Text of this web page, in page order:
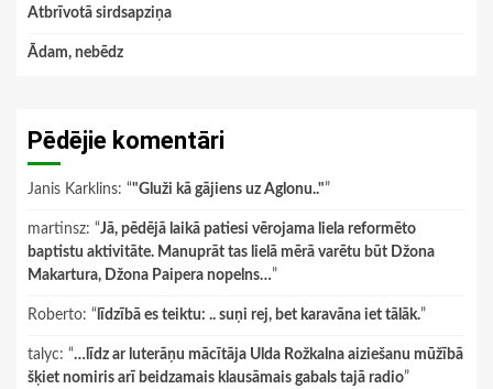
Atbrīvotā sirdsapziņa
Ādam, nebēdz
Pēdējie komentāri
Janis Karklins: “"Gluži kā gājiens uz Aglonu.."”
martinsz: “Jā, pēdējā laikā patiesi vērojama liela reformēto
baptistu aktivitāte. Manuprāt tas lielā mērā varētu būt Džona
Makartura, Džona Paipera nopelns…”
Roberto: “ līdzībā es teiktu: .. suņi rej, bet karavāna iet tālāk.”
talyc: “…līdz ar luterāņu mācītāja Ulda Rožkalna aiziešanu mūžībā
šķiet nomiris arī beidzamais klausāmais gabals tajā radio”